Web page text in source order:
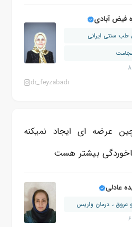
فیض آبادی
سنتی ایرانی
dr_feyzabadi
عرضه ای ایجاد نمیکنه
بیشتر هست
عادلی
، درمان واریس